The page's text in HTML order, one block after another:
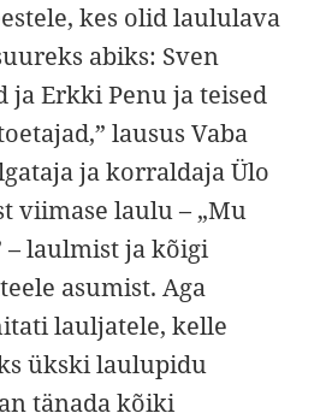
kes olid laululava
abiks: Sven
ja Erkki Penu ja teised
lausus Vaba
ja korraldaja Ülo
viimase laulu – „Mu
– laulmist ja kõigi
asumist. Aga
lauljatele, kelle
ükski laulupidu
tänada kõiki